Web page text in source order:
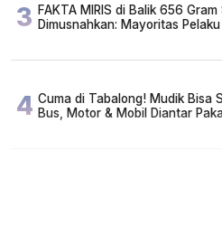
3 FAKTA MIRIS di Balik 656
Dimusnahkan: Mayoritas
4 Cuma di Tabalong! Mudik Bisa
Bus, Motor & Mobil Diantar